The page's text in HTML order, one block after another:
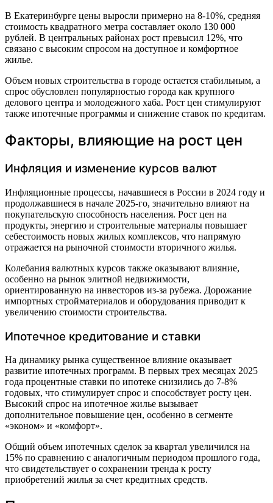
В Екатеринбурге цены выросли примерно на 8-10%, средняя
стоимость квадратного метра составляет около 130 000
рублей. В центральных районах рост превысил 12%, что
связано с высоким спросом на доступное и комфортное
жилье.
Объем новых строительства в городе остается стабильным, а
спрос обусловлен популярностью города как крупного
делового центра и молодежного хаба. Рост цен стимулируют
также ипотечные программы и снижение ставок по кредитам.
Факторы, влияющие на рост цен
Инфляция и изменение курсов валют
Инфляционные процессы, начавшиеся в России в 2024 году и
продолжавшиеся в начале 2025-го, значительно влияют на
покупательскую способность населения. Рост цен на
продукты, энергию и строительные материалы повышает
себестоимость новых жилых комплексов, что напрямую
отражается на рыночной стоимости вторичного жилья.
Колебания валютных курсов также оказывают влияние,
особенно на рынок элитной недвижимости,
ориентированную на инвесторов из-за рубежа. Дорожание
импортных стройматериалов и оборудования приводит к
увеличению стоимости строительства.
Ипотечное кредитование и ставки
На динамику рынка существенное влияние оказывает
развитие ипотечных программ. В первых трех месяцах 2025
года процентные ставки по ипотеке снизились до 7-8%
годовых, что стимулирует спрос и способствует росту цен.
Высокий спрос на ипотечное жилье вызывает
дополнительное повышение цен, особенно в сегменте
«эконом» и «комфорт».
Общий объем ипотечных сделок за квартал увеличился на
15% по сравнению с аналогичным периодом прошлого года,
что свидетельствует о сохранении тренда к росту
приобретений жилья за счет кредитных средств.